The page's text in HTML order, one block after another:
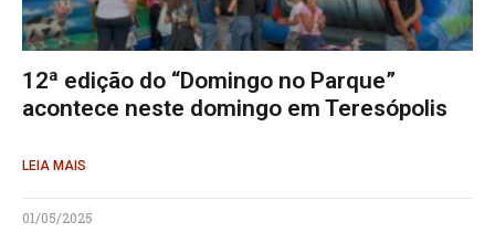
12ª edição do “Domingo no Parque”
acontece neste domingo em Teresópolis
LEIA MAIS
01/05/2025